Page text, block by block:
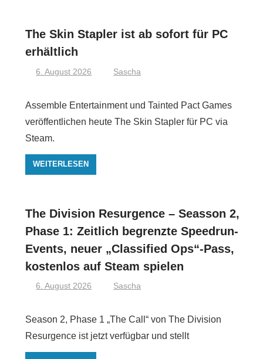
The Skin Stapler ist ab sofort für PC
erhältlich
6. August 2026 Sascha
Assemble Entertainment und Tainted Pact Games
veröffentlichen heute The Skin Stapler für PC via
Steam.
WEITERLESEN
The Division Resurgence – Seasson 2,
Phase 1: Zeitlich begrenzte Speedrun-
Events, neuer „Classified Ops“-Pass,
kostenlos auf Steam spielen
6. August 2026 Sascha
Season 2, Phase 1 „The Call“ von The Division
Resurgence ist jetzt verfügbar und stellt